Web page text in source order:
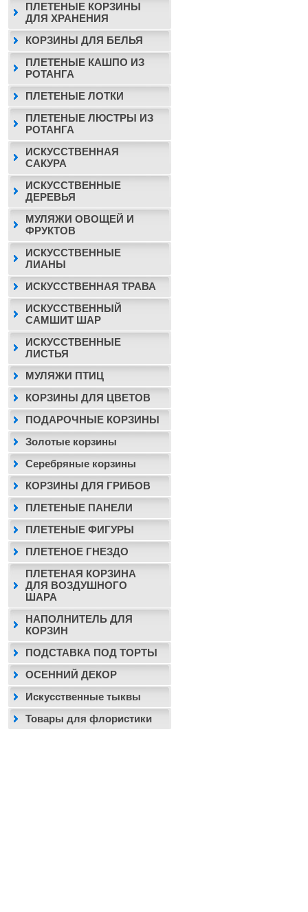
ПЛЕТЕНЫЕ КОРЗИНЫ
ДЛЯ ХРАНЕНИЯ
КОРЗИНЫ ДЛЯ БЕЛЬЯ
ПЛЕТЕНЫЕ КАШПО ИЗ
РОТАНГА
ПЛЕТЕНЫЕ ЛОТКИ
ПЛЕТЕНЫЕ ЛЮСТРЫ ИЗ
РОТАНГА
ИСКУССТВЕННАЯ
САКУРА
ИСКУССТВЕННЫЕ
ДЕРЕВЬЯ
МУЛЯЖИ ОВОЩЕЙ И
ФРУКТОВ
ИСКУССТВЕННЫЕ
ЛИАНЫ
ИСКУССТВЕННАЯ ТРАВА
ИСКУССТВЕННЫЙ
САМШИТ ШАР
ИСКУССТВЕННЫЕ
ЛИСТЬЯ
МУЛЯЖИ ПТИЦ
КОРЗИНЫ ДЛЯ ЦВЕТОВ
ПОДАРОЧНЫЕ КОРЗИНЫ
Золотые корзины
Серебряные корзины
КОРЗИНЫ ДЛЯ ГРИБОВ
ПЛЕТЕНЫЕ ПАНЕЛИ
ПЛЕТЕНЫЕ ФИГУРЫ
ПЛЕТЕНОЕ ГНЕЗДО
ПЛЕТЕНАЯ КОРЗИНА
ДЛЯ ВОЗДУШНОГО
ШАРА
НАПОЛНИТЕЛЬ ДЛЯ
КОРЗИН
ПОДСТАВКА ПОД ТОРТЫ
ОСЕННИЙ ДЕКОР
Искусственные тыквы
Товары для флористики